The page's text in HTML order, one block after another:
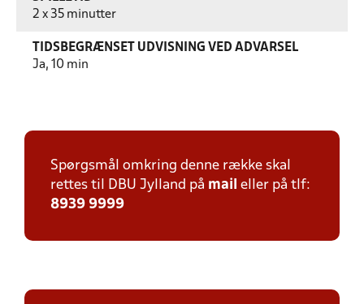
2 x 35 minutter
TIDSBEGRÆNSET UDVISNING VED ADVARSEL
Ja, 10 min
Spørgsmål omkring denne række skal
rettes til DBU Jylland på mail eller på tlf:
8939 9999